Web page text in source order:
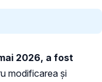
2026, a fost
modificarea și